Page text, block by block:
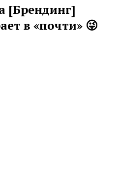
[Брендинг]
в «почти» 😜